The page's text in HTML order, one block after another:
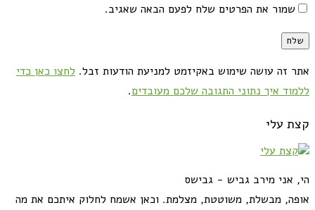
שמור את הפרטים שלח לפעם הבאה שאגיב.
אתר זה עושה שימוש באקיזמט למניעת הודעות זבל. לחצו כאן כדי
ללמוד איך נתוני התגובה שלכם מעובדים.
קצת עלי
הי, אני מירב גביש - גבישס
אופה, מבשלת, משוטטת, מצלמת. וכאן אשמח לחלוק איתכם את מה